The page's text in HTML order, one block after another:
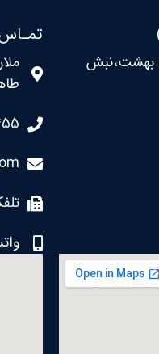
بهشت،نبش
تلفکس:
واتس